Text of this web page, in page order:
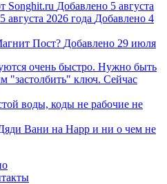
Songhit.ru Добавлено 5 августа
2026 года Добавлено 4
Пост? Добавлено 29 июля
очень быстро. Нужно быть
"застолбить" ключ. Сейчас
воды, коды не рабочие не
Вани на Happ и ни о чем не